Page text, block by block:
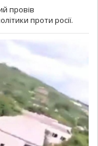
провів
проти росії.